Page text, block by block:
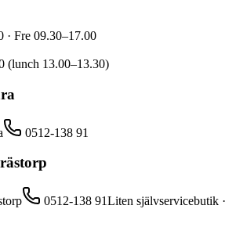
· Fre 09.30–17.00
(lunch 13.00–13.30)
0512-138 91
0512-138 91Liten självservicebutik ·